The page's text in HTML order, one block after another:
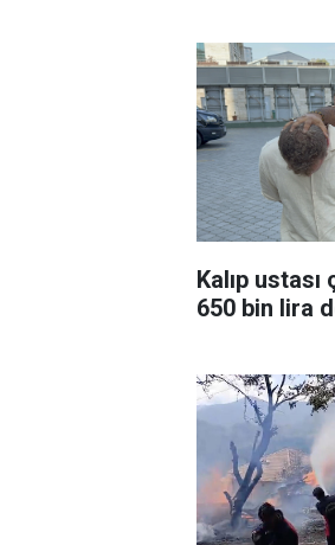
Kalıp ustası
650 bin lira